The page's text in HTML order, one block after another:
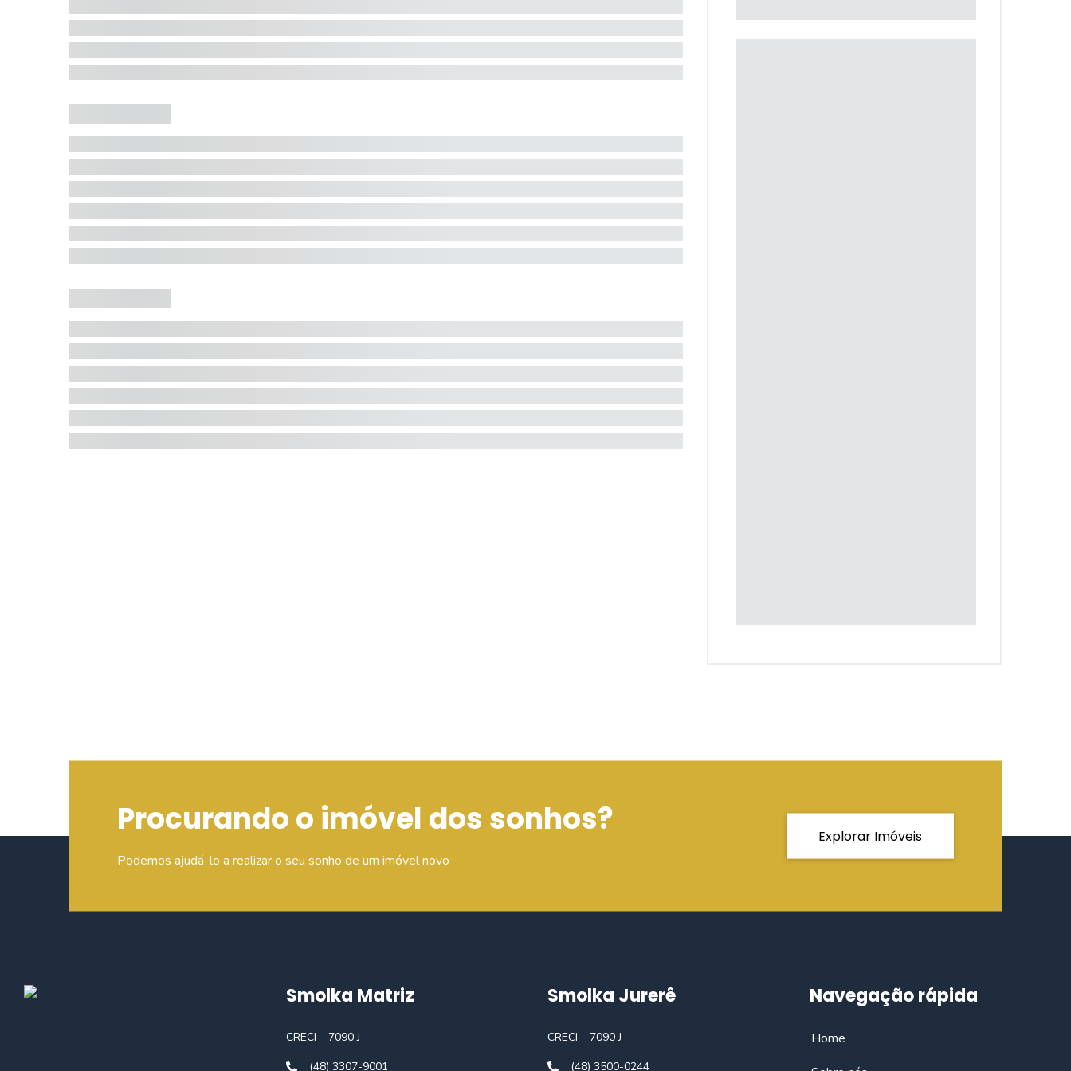
Procurando o imóvel dos sonhos?
Podemos ajudá-lo a realizar o seu sonho de um imóvel novo
Explorar Imóveis
Smolka Matriz
CRECI
7090 J
(48) 3307-9001
Smolka Jurerê
CRECI
7090 J
(48) 3500-0244
Navegação rápida
Home